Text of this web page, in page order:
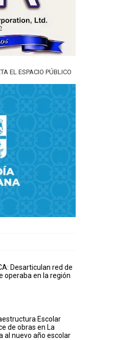
EL ESPACIO PÚBLICO
Desarticulan red de
operaba en la región
Escolar
de obras en La
al nuevo año escolar